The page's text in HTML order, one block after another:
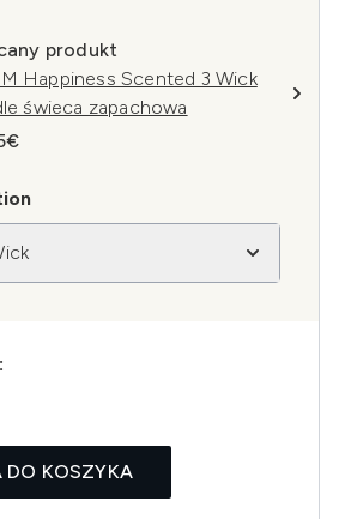
produkt
Happiness Scented 3 Wick
świeca zapachowa
DO KOSZYKA